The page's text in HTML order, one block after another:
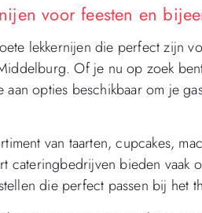
voor feesten en
lekkernijen die perfect zijn
Of je nu op zoek
opties beschikbaar om je
van taarten, cupcakes,
cateringbedrijven bieden vaak
die perfect passen bij het